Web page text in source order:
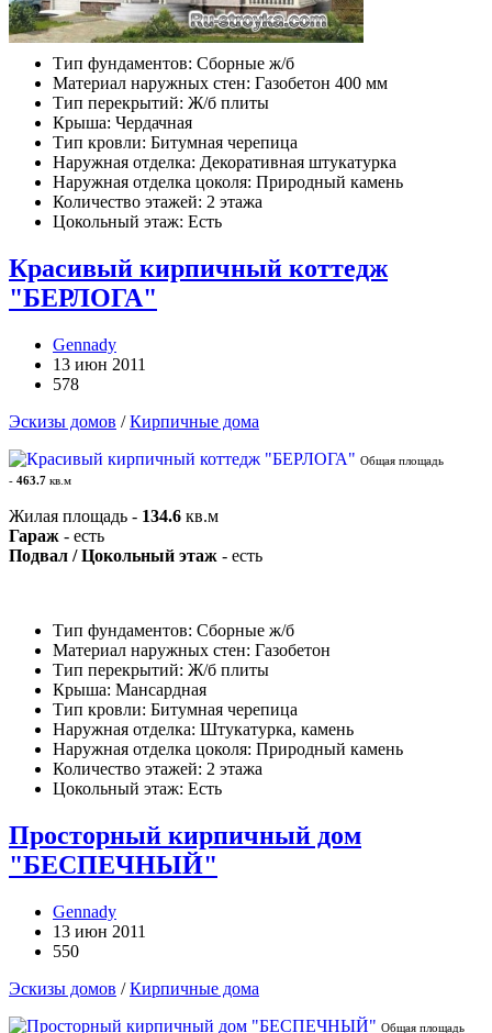
Тип фундаментов: Сборные ж/б
Материал наружных стен: Газобетон 400 мм
Тип перекрытий: Ж/б плиты
Крыша: Чердачная
Тип кровли: Битумная черепица
Наружная отделка: Декоративная штукатурка
Наружная отделка цоколя: Природный камень
Количество этажей: 2 этажа
Цокольный этаж: Есть
Красивый кирпичный коттедж
"БЕРЛОГА"
Gennady
13 июн 2011
578
Эскизы домов /Кирпичные дома
Общая площадь
- 463.7 кв.м
Жилая площадь - 134.6 кв.м
Гараж - есть
Подвал / Цокольный этаж - есть
Тип фундаментов: Сборные ж/б
Материал наружных стен: Газобетон
Тип перекрытий: Ж/б плиты
Крыша: Мансардная
Тип кровли: Битумная черепица
Наружная отделка: Штукатурка, камень
Наружная отделка цоколя: Природный камень
Количество этажей: 2 этажа
Цокольный этаж: Есть
Просторный кирпичный дом
"БЕСПЕЧНЫЙ"
Gennady
13 июн 2011
550
Эскизы домов /Кирпичные дома
Общая площадь